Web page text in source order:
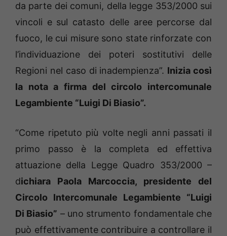
da parte dei comuni, della legge 353/2000 sui
vincoli e sul catasto delle aree percorse dal
fuoco, le cui misure sono state rinforzate con
l’individuazione dei poteri sostitutivi delle
Regioni nel caso di inadempienza”. Inizia così
la nota a firma del circolo intercomunale
Legambiente “Luigi Di Biasio”.
“Come ripetuto più volte negli anni passati il
primo passo è la completa ed effettiva
attuazione della Legge Quadro 353/2000 –
dichiara Paola Marcoccia, presidente del
Circolo Intercomunale Legambiente “Luigi
Di Biasio” – uno strumento fondamentale che
può effettivamente contribuire a controllare il